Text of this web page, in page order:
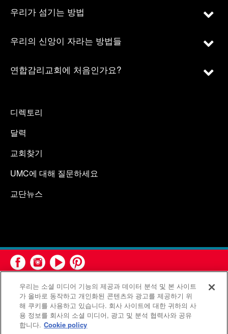
우리가 섬기는 방법
우리의 신앙이 자라는 방법들
연합감리교회에 처음인가요?
디렉토리
달력
교회찾기
UMC에 대해 질문하세요
교단뉴스
연합감리교회 공보부(United Methodist Communications)는 연
합감리교회의 기관입니다.
우리는 소셜 미디어 기능의 제공과 데이터 분석 및 본 사이트
가 올바로 동작하고 개인화된 콘텐츠와 광고를 제공하기 위
해 쿠키를 사용하고 있습니다. 회사 사이트에 대한 귀하의 사
용 정보를 회사의 소셜 미디어, 광고 및 분석 협력사와 공유
합니다. Cookie policy